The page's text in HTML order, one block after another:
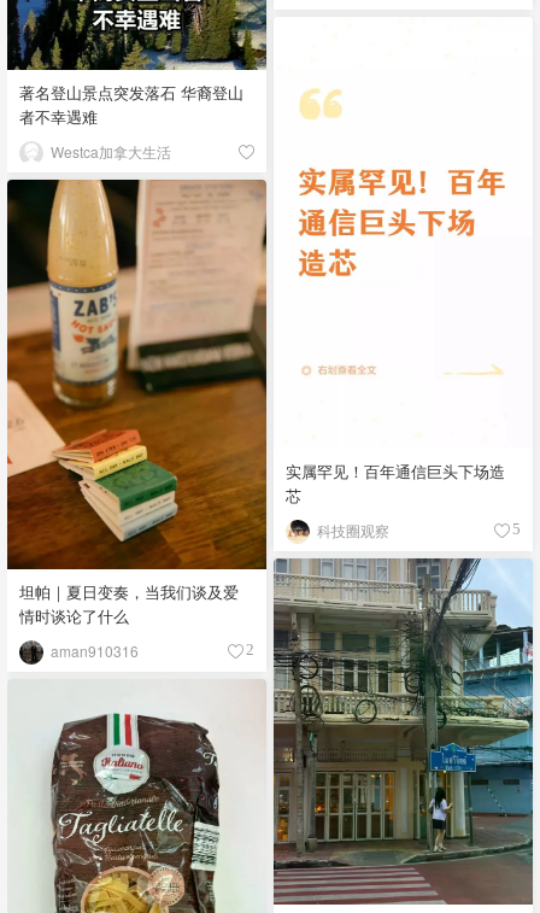
著名登山景点突发落石 华裔登山
者不幸遇难
Westca加拿大生活
实属罕见！百年通信巨头下场造
芯
科技圈观察 5
坦帕｜夏日变奏，当我们谈及爱
情时谈论了什么
aman910316 2